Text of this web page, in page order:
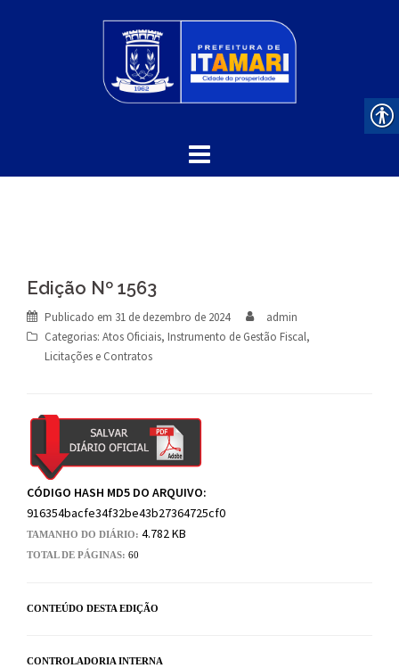
Edição Nº 1563
Publicado em 31 de dezembro de 2024
admin
Categorias: Atos Oficiais, Instrumento de Gestão Fiscal,
Licitações e Contratos
CÓDIGO HASH MD5 DO ARQUIVO:
916354bacfe34f32be43b27364725cf0
TAMANHO DO DIÁRIO: 4.782 KB
TOTAL DE PÁGINAS: 60
CONTEÚDO DESTA EDIÇÃO
CONTROLADORIA INTERNA